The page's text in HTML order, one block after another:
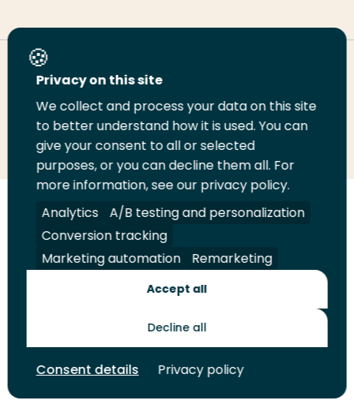
Deel deze pagina
Deel
LinkedIn
Deel
op
Twitter
Deel
op
Facebook
Email
deze
pagina
Print
deze
pagina
Volg
ons
op
LinkedIn
Volg
ons
op
Facebook
Volg
ons
op
YouTube
Volg
ons
op
Instagram
Juridisch Security A-Z Index
Contact
Toekomstmakers
Privacy on this site
We collect and process your data on this site
to better understand how it is used. You can
give your consent to all or selected
purposes, or you can decline them all. For
more information, see our privacy policy.
Analytics
A/B testing and personalization
Conversion tracking
Marketing automation
Remarketing
Accept all
Decline all
Consent details Privacy policy